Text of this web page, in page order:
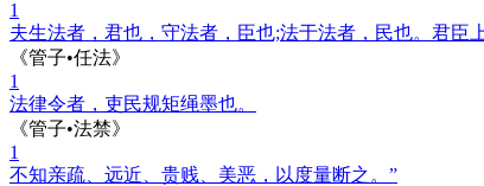
1
夫生法者，君也，守法者，臣也;法于法者，民也。君臣
《管子•任法》
1
法律令者，吏民规矩绳墨也。
《管子•法禁》
1
不知亲疏、远近、贵贱、美恶，以度量断之。”